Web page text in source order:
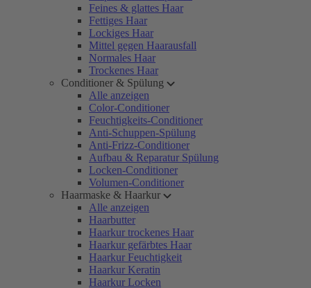
Feines & glattes Haar
Fettiges Haar
Lockiges Haar
Mittel gegen Haarausfall
Normales Haar
Trockenes Haar
Conditioner & Spülung
Alle anzeigen
Color-Conditioner
Feuchtigkeits-Conditioner
Anti-Schuppen-Spülung
Anti-Frizz-Conditioner
Aufbau & Reparatur Spülung
Locken-Conditioner
Volumen-Conditioner
Haarmaske & Haarkur
Alle anzeigen
Haarbutter
Haarkur trockenes Haar
Haarkur gefärbtes Haar
Haarkur Feuchtigkeit
Haarkur Keratin
Haarkur Locken